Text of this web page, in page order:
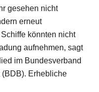
gesehen nicht
erneut
könnten nicht
aufnehmen, sagt
im Bundesverband
Erhebliche